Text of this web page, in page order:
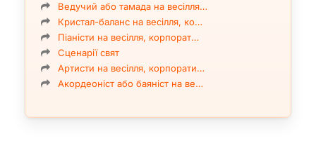
Ведучий або тамада на весілля…
Кристал-баланс на весілля, ко…
Піаністи на весілля, корпорат…
Сценарії свят
Артисти на весілля, корпорати…
Акордеоніст або баяніст на ве…